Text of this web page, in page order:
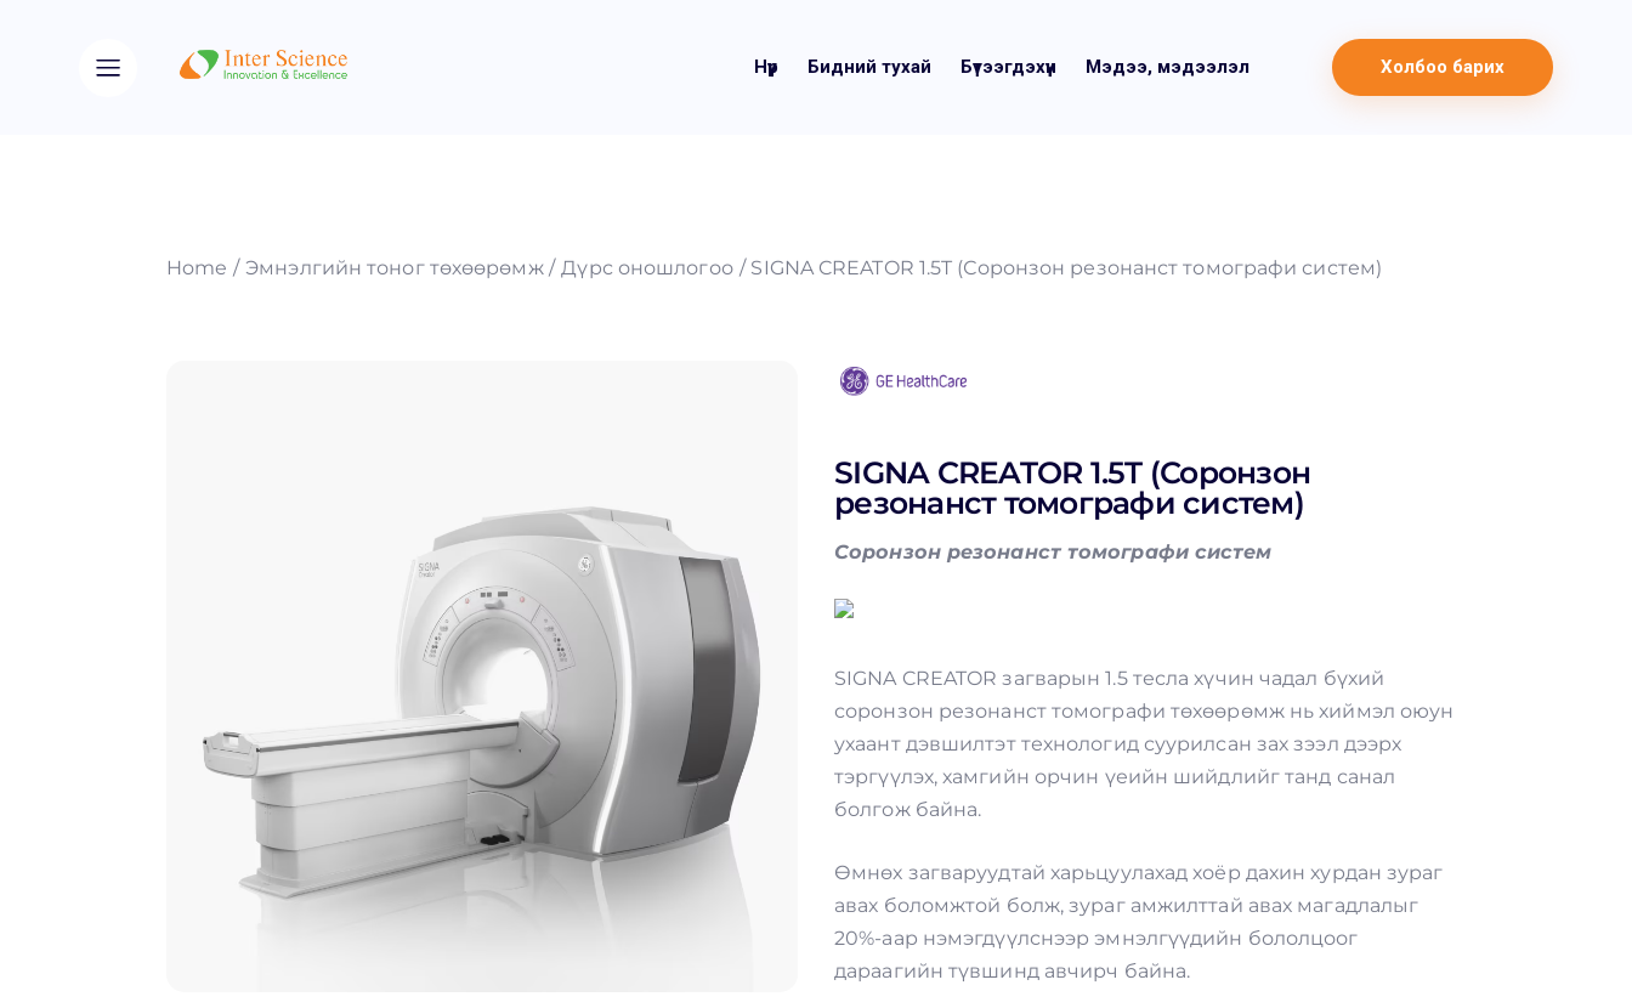
Нүүр Бидний тухай Бүтээгдэхүүн Мэдээ, мэдээлэл Холбоо барих
Home Эмнэлгийн тоног төхөөрөмж Дүрс оношлогоо SIGNA CREATOR 1.5T (Соронзон резонанст томографи систем)
SIGNA CREATOR 1.5T (Соронзон
резонанст томографи систем)
Соронзон резонанст томографи систем
SIGNA CREATOR загварын 1.5 тесла хүчин чадал бүхий
соронзон резонанст томографи төхөөрөмж нь хиймэл оюун
ухаант дэвшилтэт технологид суурилсан зах зээл дээрх
тэргүүлэх, хамгийн орчин үеийн шийдлийг танд санал
болгож байна.
Өмнөх загваруудтай харьцуулахад хоёр дахин хурдан зураг
авах боломжтой болж, зураг амжилттай авах магадлалыг
20%-аар нэмэгдүүлснээр эмнэлгүүдийн бололцоог
дараагийн түвшинд авчирч байна.